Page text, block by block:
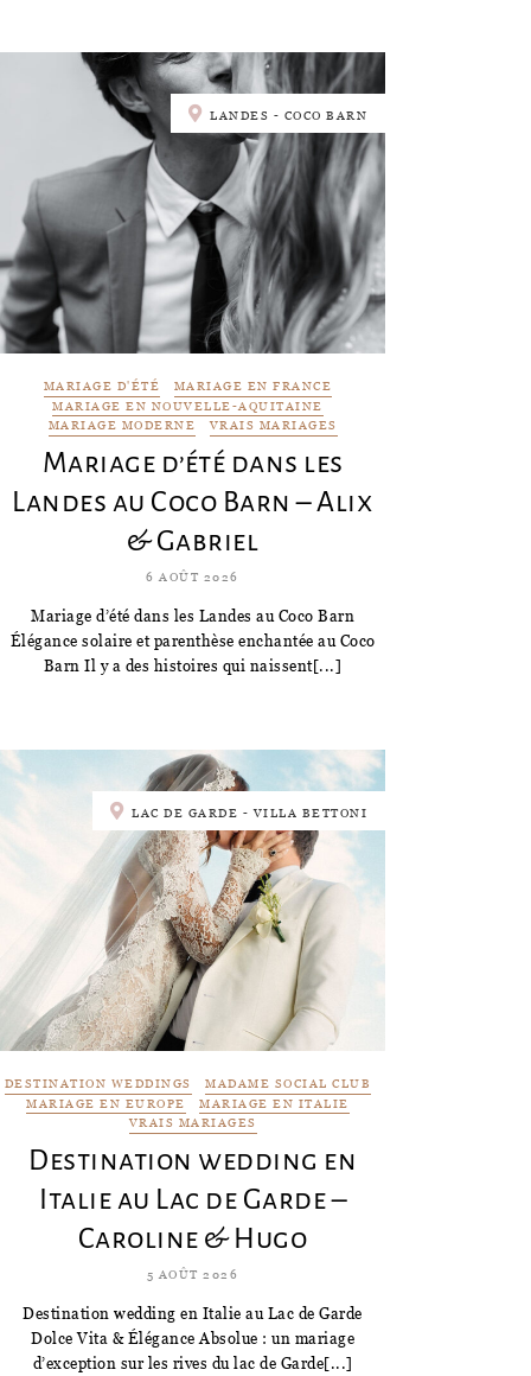
LANDES - COCO BARN
MARIAGE D'ÉTÉ
MARIAGE EN FRANCE
MARIAGE EN NOUVELLE-AQUITAINE
MARIAGE MODERNE
VRAIS MARIAGES
Mariage d’été dans les
Landes au Coco Barn – Alix
& Gabriel
6 AOÛT 2026
Mariage d’été dans les Landes au Coco Barn
Élégance solaire et parenthèse enchantée au Coco
Barn Il y a des histoires qui naissent[...]
LAC DE GARDE - VILLA BETTONI
DESTINATION WEDDINGS
MADAME SOCIAL CLUB
MARIAGE EN EUROPE
MARIAGE EN ITALIE
VRAIS MARIAGES
Destination wedding en
Italie au Lac de Garde –
Caroline & Hugo
5 AOÛT 2026
Destination wedding en Italie au Lac de Garde
Dolce Vita & Élégance Absolue : un mariage
d’exception sur les rives du lac de Garde[...]